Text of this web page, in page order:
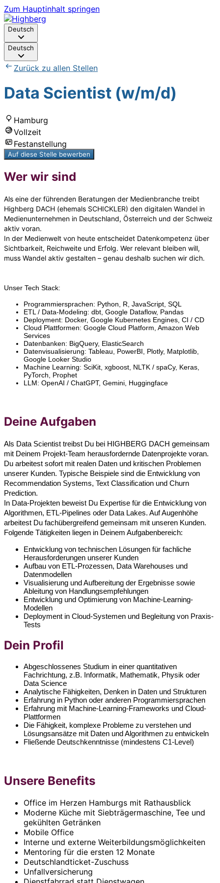
Zum Hauptinhalt springen
Deutsch
Deutsch
Zurück zu allen Stellen
Data Scientist (w/m/d)
Hamburg
Vollzeit
Festanstellung
Auf diese Stelle bewerben
Wer wir sind
Als eine der führenden Beratungen der Medienbranche treibt
Highberg DACH (ehemals SCHICKLER) den digitalen Wandel in
Medienunternehmen in Deutschland, Österreich und der Schweiz
aktiv voran.
In der Medienwelt von heute entscheidet Datenkompetenz über
Sichtbarkeit, Reichweite und Erfolg. Wer relevant bleiben will,
muss Wandel aktiv gestalten – genau deshalb suchen wir dich.
Unser Tech Stack:
Programmiersprachen: Python, R, JavaScript, SQL
ETL / Data-Modeling: dbt, Google Dataflow, Pandas
Deployment: Docker, Google Kubernetes Engines, CI / CD
Cloud Plattformen: Google Cloud Platform, Amazon Web
Services
Datenbanken: BigQuery, ElasticSearch
Datenvisualisierung: Tableau, PowerBI, Plotly, Matplotlib,
Google Looker Studio
Machine Learning: SciKit, xgboost, NLTK / spaCy, Keras,
PyTorch, Prophet
LLM: OpenAI / ChatGPT, Gemini, Huggingface
Deine Aufgaben
Als Data Scientist treibst Du bei HIGHBERG DACH gemeinsam
mit Deinem Projekt-Team herausfordernde Datenprojekte voran.
Du arbeitest sofort mit realen Daten und kritischen Problemen
unserer Kunden. Typische Beispiele sind die Entwicklung von
Recommendation Systems, Text Classification und Churn
Prediction.
In Data-Projekten beweist Du Expertise für die Entwicklung von
Algorithmen, ETL-Pipelines oder Data Lakes. Auf Augenhöhe
arbeitest Du fachübergreifend gemeinsam mit unseren Kunden.
Folgende Tätigkeiten liegen in Deinem Aufgabenbereich:
Entwicklung von technischen Lösungen für fachliche
Herausforderungen unserer Kunden
Aufbau von ETL-Prozessen, Data Warehouses und
Datenmodellen
Visualisierung und Aufbereitung der Ergebnisse sowie
Ableitung von Handlungsempfehlungen
Entwicklung und Optimierung von Machine-Learning-
Modellen
Deployment in Cloud-Systemen und Begleitung von Praxis-
Tests
Dein Profil
Abgeschlossenes Studium in einer quantitativen
Fachrichtung, z.B. Informatik, Mathematik, Physik oder
Data Science
Analytische Fähigkeiten, Denken in Daten und Strukturen
Erfahrung in Python oder anderen Programmiersprachen
Erfahrung mit Machine-Learning-Frameworks und Cloud-
Plattformen
Die Fähigkeit, komplexe Probleme zu verstehen und
Lösungsansätze mit Daten und Algorithmen zu entwickeln
Fließende Deutschkenntnisse (mindestens C1-Level)
Unsere Benefits
Office im Herzen Hamburgs mit Rathausblick
Moderne Küche mit Siebträgermaschine, Tee und
gekühlten Getränken
Mobile Office
Interne und externe Weiterbildungsmöglichkeiten
Mentoring für die ersten 12 Monate
Deutschlandticket-Zuschuss
Unfallversicherung